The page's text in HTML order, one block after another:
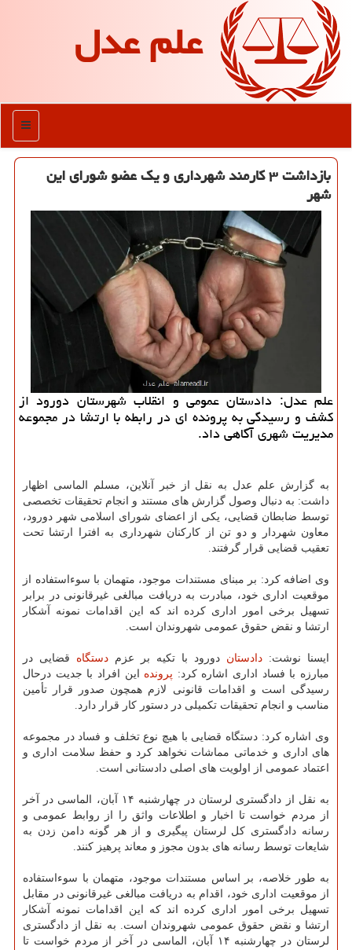
علم عدل
منو
بازداشت ۳ کارمند شهرداری و یک عضو شورای این
شهر
علم عدل: دادستان عمومی و انقلاب شهرستان دورود از
کشف و رسیدگی به پرونده ای در رابطه با ارتشا در مجموعه
مدیریت شهری آگاهی داد.
به گزارش علم عدل به نقل از خبر آنلاین، مسلم الماسی اظهار
داشت: به دنبال وصول گزارش های مستند و انجام تحقیقات تخصصی
توسط ضابطان قضایی، یکی از اعضای شورای اسلامی شهر دورود،
معاون شهردار و دو تن از کارکنان شهرداری به افترا ارتشا تحت
تعقیب قضایی قرار گرفتند.
وی اضافه کرد: بر مبنای مستندات موجود، متهمان با سوءاستفاده از
موقعیت اداری خود، مبادرت به دریافت مبالغی غیرقانونی در برابر
تسهیل برخی امور اداری کرده اند که این اقدامات نمونه آشکار
ارتشا و نقض حقوق عمومی شهروندان است.
ایسنا نوشت: دادستان دورود با تکیه بر عزم دستگاه قضایی در
مبارزه با فساد اداری اشاره کرد: پرونده این افراد با جدیت درحال
رسیدگی است و اقدامات قانونی لازم همچون صدور قرار تأمین
مناسب و انجام تحقیقات تکمیلی در دستور کار قرار دارد.
وی اشاره کرد: دستگاه قضایی با هیچ نوع تخلف و فساد در مجموعه
های اداری و خدماتی مماشات نخواهد کرد و حفظ سلامت اداری و
اعتماد عمومی از اولویت های اصلی دادستانی است.
به نقل از دادگستری لرستان در چهارشنبه ۱۴ آبان، الماسی در آخر
از مردم خواست تا اخبار و اطلاعات واثق را از روابط عمومی و
رسانه دادگستری کل لرستان پیگیری و از هر گونه دامن زدن به
شایعات توسط رسانه های بدون مجوز و معاند پرهیز کنند.
به طور خلاصه، بر اساس مستندات موجود، متهمان با سوءاستفاده
از موقعیت اداری خود، اقدام به دریافت مبالغی غیرقانونی در مقابل
تسهیل برخی امور اداری کرده اند که این اقدامات نمونه آشکار
ارتشا و نقض حقوق عمومی شهروندان است. به نقل از دادگستری
لرستان در چهارشنبه ۱۴ آبان، الماسی در آخر از مردم خواست تا